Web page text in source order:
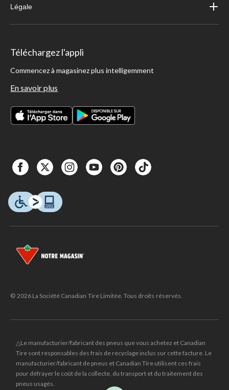
Légale
Téléchargez l'appli
Commencez à magasinez plus intelligemment
En savoir plus
© 2026 La Société Canadian Tire Limitée. Tous droits réservés.
△Le manufacturier/fabricant des pneus que vous achetez et Canadian
Tire sont responsables des frais de recyclage inclus sur cette facture. Le
manufacturier/fabricant de pneus et Canadian Tire utilisent ces frais
pour défrayer le coût de la collecte, du transport et du traitement des
pneus usagés.